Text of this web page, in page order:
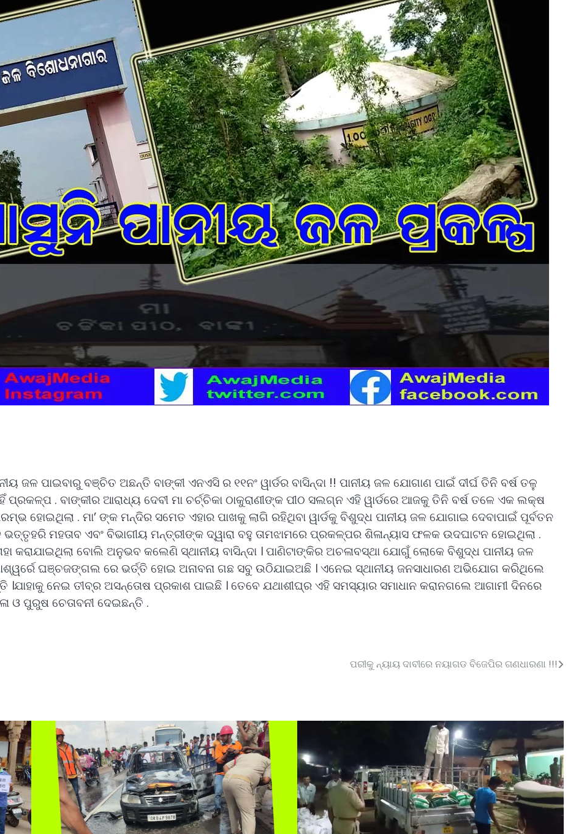
ଜଳ ପାଇବାରୁ ବଞ୍ଚିତ ଅଛନ୍ତି ବାଙ୍କୀ ଏନଏସି ର ୧୧ନଂ ୱାର୍ଡର ବାସିନ୍ଦା !! ପାନୀୟ ଜଳ ଯୋଗାଣ ପାଇଁ ଦୀର୍ଘ ତିନି ବର୍ଷ ତଳୁ
. ବାଙ୍କୀର ଆରାଧ୍ୟ ଦେବୀ ମା ଚର୍ଚ୍ଚିକା ଠାକୁରାଣୀଙ୍କ ପୀଠ ସଲଗ୍ନ ଏହି ୱାର୍ଡରେ ଆଜକୁ ତିନି ବର୍ଷ ତଳେ ଏକ ଲକ୍ଷ
ହୋଇଥିଲା . ମା’ ଙ୍କ ମନ୍ଦିର ସମେତ ଏହାର ପାଖକୁ ଲାଗି ରହିଥିବା ୱାର୍ଡକୁ ବିଶୁଦ୍ଧ ପାନୀୟ ଜଳ ଯୋଗାଇ ଦେବାପାଇଁ ପୂର୍ବତନ
ମହତାବ ଏବଂ ବିଭାଗୀୟ ମନ୍ତ୍ରୀଙ୍କ ଦ୍ୱାରା ବହୁ ତାମଝାମରେ ପ୍ରକଳ୍ପର ଶିଳାନ୍ୟାସ ଫଳକ ଉଦଘାଟନ ହୋଇଥିଲା .
କରାଯାଇଥିଲା ବୋଲି ଅନୁଭବ କଲେଣି ସ୍ଥାନୀୟ ବାସିନ୍ଦା । ପାଣିଟାଙ୍କିର ଅଚଳାବସ୍ଥା ଯୋଗୁଁ ଲୋକେ ବିଶୁଦ୍ଧ ପାନୀୟ ଜଳ
ଘଞ୍ଚଜଙ୍ଗଲ ରେ ଭର୍ତ୍ତି ହୋଇ ଅନାବନା ଗଛ ସବୁ ଉଠିଯାଇଅଛି । ଏନେଇ ସ୍ଥାନୀୟ ଜନସାଧାରଣ ଅଭିଯୋଗ କରିଥିଲେ
।ଯାହାକୁ ନେଇ ତୀବ୍ର ଅସନ୍ତୋଷ ପ୍ରକାଶ ପାଇଛି । ତେବେ ଯଥାଶୀଘ୍ର ଏହି ସମସ୍ୟାର ସମାଧାନ କରାନଗଲେ ଆଗାମୀ ଦିନରେ
ପୁରୁଷ ଚେତାବନୀ ଦେଇଛନ୍ତି .
ପରୀକୁ ନ୍ୟାୟ ଦାବୀରେ ନୟାଗଡ ବିଜେପିର ଗଣଧାରଣା !!!